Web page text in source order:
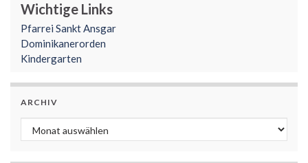
Wichtige Links
Pfarrei Sankt Ansgar
Dominikanerorden
Kindergarten
ARCHIV
Archiv